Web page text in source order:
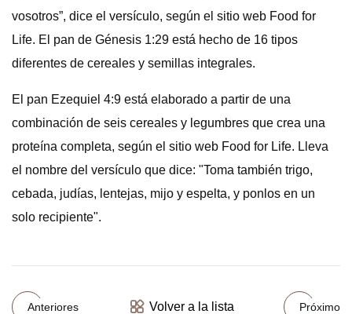
vosotros”, dice el versículo, según el sitio web Food for
Life. El pan de Génesis 1:29 está hecho de 16 tipos
diferentes de cereales y semillas integrales.
El pan Ezequiel 4:9 está elaborado a partir de una
combinación de seis cereales y legumbres que crea una
proteína completa, según el sitio web Food for Life. Lleva
el nombre del versículo que dice: "Toma también trigo,
cebada, judías, lentejas, mijo y espelta, y ponlos en un
solo recipiente".
Anteriores Volver a la lista Próximo